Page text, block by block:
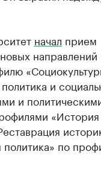
начал прием
направлений
и
и
«История
политика» по